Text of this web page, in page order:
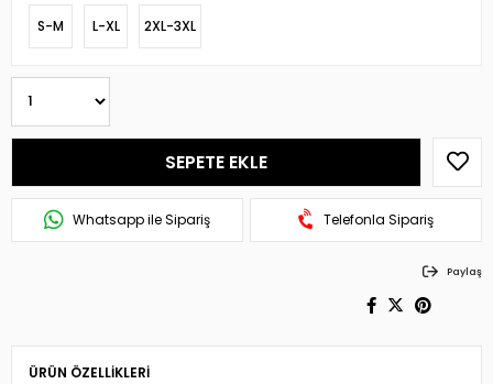
S-M L-XL 2XL-3XL
Whatsapp ile Sipariş Telefonla Sipariş
Paylaş
ÜRÜN ÖZELLIKLERI